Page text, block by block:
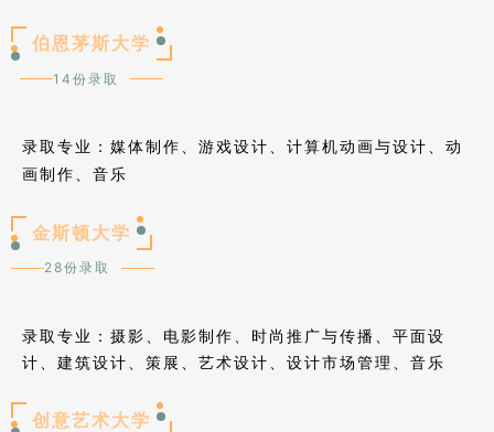
伯恩茅斯大学
14份录取
录取专业： 媒体制作、游戏设计、计算机动画与设计、动
画制作、音乐
金斯顿大学
28份录取
录取专业： 摄影、电影制作、时尚推广与传播、平面设
计、建筑设计、策展、艺术设计、设计市场管理、音乐
创意艺术大学